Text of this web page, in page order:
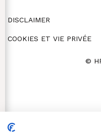
DISCLAIMER
COOKIES ET VIE PRIVÉE
©